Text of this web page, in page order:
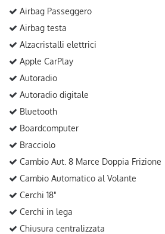
Airbag Passeggero
Airbag testa
Alzacristalli elettrici
Apple CarPlay
Autoradio
Autoradio digitale
Bluetooth
Boardcomputer
Bracciolo
Cambio Aut. 8 Marce Doppia Frizione
Cambio Automatico al Volante
Cerchi 18"
Cerchi in lega
Chiusura centralizzata